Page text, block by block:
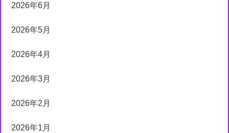
2026年6月
2026年5月
2026年4月
2026年3月
2026年2月
2026年1月